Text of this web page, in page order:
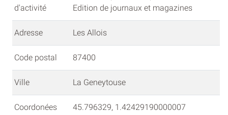
d'activité
Edition de journaux et magazines
Adresse Les Allois
Code postal 87400
Ville La Geneytouse
Coordonées
45.796329, 1.42429190000007